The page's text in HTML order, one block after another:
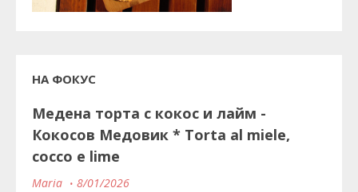
НА ФОКУС
Медена торта с кокос и лайм -
Кокосов Медовик * Torta al miele,
cocco e lime
Maria 8/01/2026